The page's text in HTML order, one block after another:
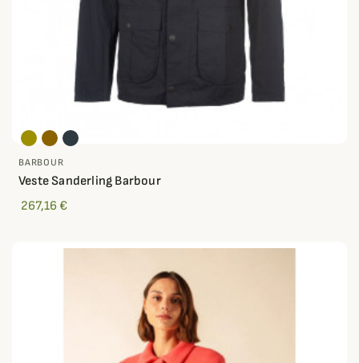
BARBOUR
Veste Sanderling Barbour
267,16 €